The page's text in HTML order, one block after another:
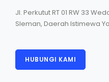
Jl. Perkutut RT 01 RW 33
Sleman, Daerah Istimewa
HUBUNGI KAMI